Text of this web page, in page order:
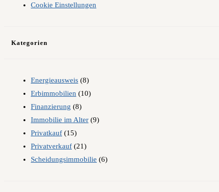
Cookie Einstellungen
Kategorien
Energieausweis (8)
Erbimmobilien (10)
Finanzierung (8)
Immobilie im Alter (9)
Privatkauf (15)
Privatverkauf (21)
Scheidungsimmobilie (6)